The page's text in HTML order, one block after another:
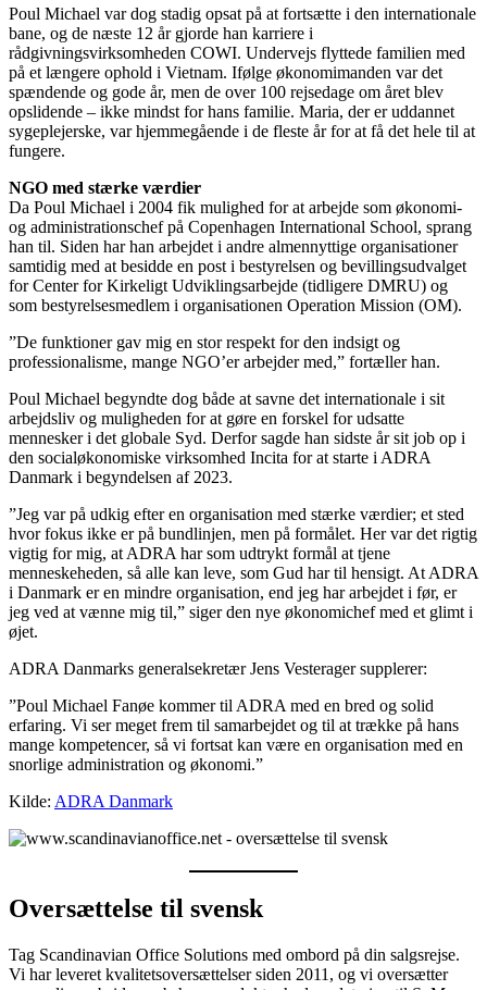
Poul Michael var dog stadig opsat på at fortsætte i den internationale
bane, og de næste 12 år gjorde han karriere i
rådgivningsvirksomheden COWI. Undervejs flyttede familien med
på et længere ophold i Vietnam. Ifølge økonomimanden var det
spændende og gode år, men de over 100 rejsedage om året blev
opslidende – ikke mindst for hans familie. Maria, der er uddannet
sygeplejerske, var hjemmegående i de fleste år for at få det hele til at
fungere.
NGO med stærke værdier
Da Poul Michael i 2004 fik mulighed for at arbejde som økonomi-
og administrationschef på Copenhagen International School, sprang
han til. Siden har han arbejdet i andre almennyttige organisationer
samtidig med at besidde en post i bestyrelsen og bevillingsudvalget
for Center for Kirkeligt Udviklingsarbejde (tidligere DMRU) og
som bestyrelsesmedlem i organisationen Operation Mission (OM).
”De funktioner gav mig en stor respekt for den indsigt og
professionalisme, mange NGO’er arbejder med,” fortæller han.
Poul Michael begyndte dog både at savne det internationale i sit
arbejdsliv og muligheden for at gøre en forskel for udsatte
mennesker i det globale Syd. Derfor sagde han sidste år sit job op i
den socialøkonomiske virksomhed Incita for at starte i ADRA
Danmark i begyndelsen af 2023.
”Jeg var på udkig efter en organisation med stærke værdier; et sted
hvor fokus ikke er på bundlinjen, men på formålet. Her var det rigtig
vigtig for mig, at ADRA har som udtrykt formål at tjene
menneskeheden, så alle kan leve, som Gud har til hensigt. At ADRA
i Danmark er en mindre organisation, end jeg har arbejdet i før, er
jeg ved at vænne mig til,” siger den nye økonomichef med et glimt i
øjet.
ADRA Danmarks generalsekretær Jens Vesterager supplerer:
”Poul Michael Fanøe kommer til ADRA med en bred og solid
erfaring. Vi ser meget frem til samarbejdet og til at trække på hans
mange kompetencer, så vi fortsat kan være en organisation med en
snorlige administration og økonomi.”
Kilde: ADRA Danmark
Oversættelse til svensk
Tag Scandinavian Office Solutions med ombord på din salgsrejse.
Vi har leveret kvalitetsoversættelser siden 2011, og vi oversætter